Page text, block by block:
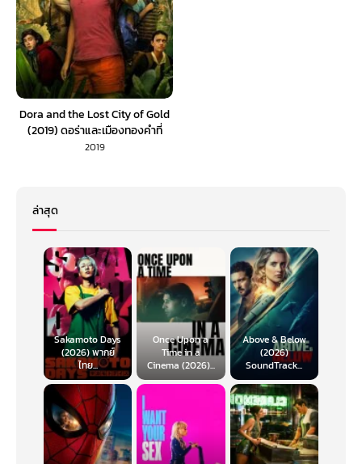
Dora and the Lost City of Gold
(2019) ดอร่า​และเมืองทองคำที่
สาบสูญ (พากย์ไทย)
2019
ล่าสุด
Sakamoto Days
(2026) พากย์
ไทย...
Once Upon a
Time in a
Cinema (2026)...
Above & Below
(2026)
SoundTrack...